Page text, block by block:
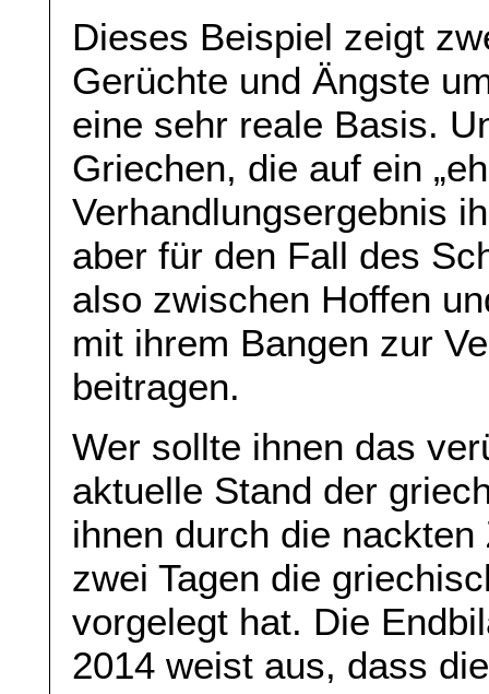
Dieses Beispiel zeigt
Gerüchte und Ängste
eine sehr reale Basis.
Griechen, die auf ein
Verhandlungsergebnis
aber für den Fall des
also zwischen Hoffen
mit ihrem Bangen zur
beitragen.
Wer sollte ihnen das
aktuelle Stand der
ihnen durch die
zwei Tagen die
vorgelegt hat. Die
2014 weist aus, dass